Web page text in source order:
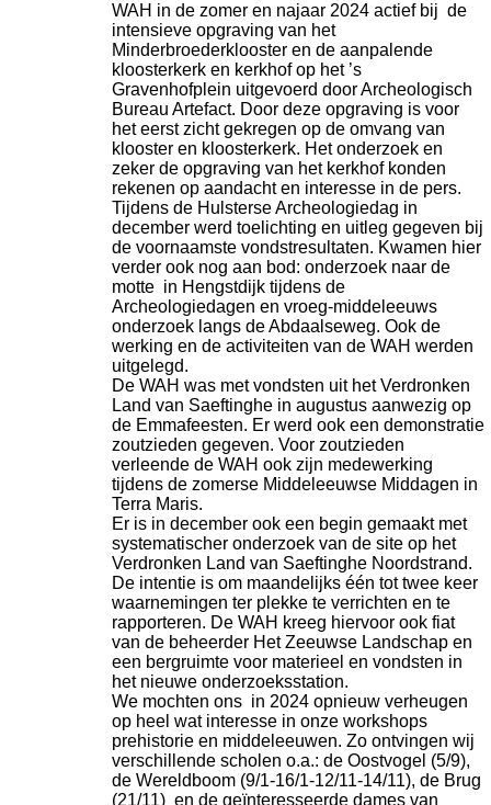
WAH in de zomer en najaar 2024 actief bij de
intensieve opgraving van het
Minderbroederklooster en de aanpalende
kloosterkerk en kerkhof op het ’s
Gravenhofplein uitgevoerd door Archeologisch
Bureau Artefact. Door deze opgraving is voor
het eerst zicht gekregen op de omvang van
klooster en kloosterkerk. Het onderzoek en
zeker de opgraving van het kerkhof konden
rekenen op aandacht en interesse in de pers.
Tijdens de Hulsterse Archeologiedag in
december werd toelichting en uitleg gegeven bij
de voornaamste vondstresultaten. Kwamen hier
verder ook nog aan bod: onderzoek naar de
motte in Hengstdijk tijdens de
Archeologiedagen en vroeg-middeleeuws
onderzoek langs de Abdaalseweg. Ook de
werking en de activiteiten van de WAH werden
uitgelegd.
De WAH was met vondsten uit het Verdronken
Land van Saeftinghe in augustus aanwezig op
de Emmafeesten. Er werd ook een demonstratie
zoutzieden gegeven. Voor zoutzieden
verleende de WAH ook zijn medewerking
tijdens de zomerse Middeleeuwse Middagen in
Terra Maris.
Er is in december ook een begin gemaakt met
systematischer onderzoek van de site op het
Verdronken Land van Saeftinghe Noordstrand.
De intentie is om maandelijks één tot twee keer
waarnemingen ter plekke te verrichten en te
rapporteren. De WAH kreeg hiervoor ook fiat
van de beheerder Het Zeeuwse Landschap en
een bergruimte voor materieel en vondsten in
het nieuwe onderzoeksstation.
We mochten ons in 2024 opnieuw verheugen
op heel wat interesse in onze workshops
prehistorie en middeleeuwen. Zo ontvingen wij
verschillende scholen o.a.: de Oostvogel (5/9),
de Wereldboom (9/1-16/1-12/11-14/11), de Brug
(21/11) en de geïnteresseerde dames van